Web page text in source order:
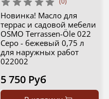
Новинка! Масло для
террас и садовой мебели
OSMO Terrassen-Öle 022
Серо - бежевый 0,75 л
для наружных работ
022002
5 750 Руб